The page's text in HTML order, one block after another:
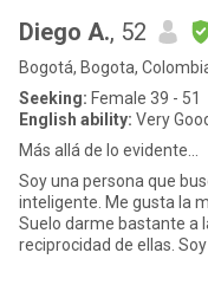
Diego A., 52
Bogotá, Bogota,
Seeking: Female 39 - 51
English ability: Very
Más allá de lo evidente...
Soy una persona que
inteligente. Me gusta la
Suelo darme bastante a
reciprocidad de ellas.